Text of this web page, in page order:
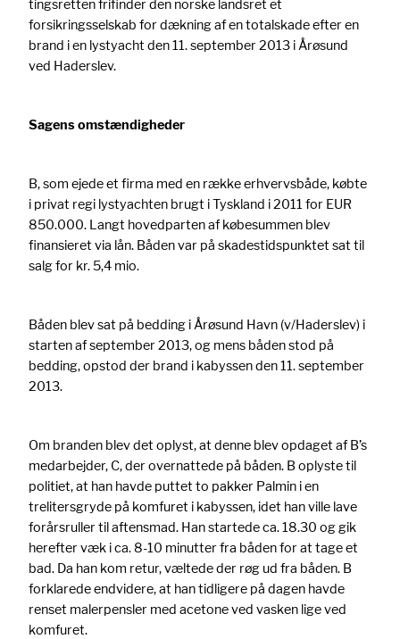
tingsretten frifinder den norske landsret et
forsikringsselskab for dækning af en totalskade efter en
brand i en lystyacht den 11. september 2013 i Årøsund
ved Haderslev.
Sagens omstændigheder
B, som ejede et firma med en række erhvervsbåde, købte
i privat regi lystyachten brugt i Tyskland i 2011 for EUR
850.000. Langt hovedparten af købesummen blev
finansieret via lån. Båden var på skadestidspunktet sat til
salg for kr. 5,4 mio.
Båden blev sat på bedding i Årøsund Havn (v/Haderslev) i
starten af september 2013, og mens båden stod på
bedding, opstod der brand i kabyssen den 11. september
2013.
Om branden blev det oplyst, at denne blev opdaget af B’s
medarbejder, C, der overnattede på båden. B oplyste til
politiet, at han havde puttet to pakker Palmin i en
trelitersgryde på komfuret i kabyssen, idet han ville lave
forårsruller til aftensmad. Han startede ca. 18.30 og gik
herefter væk i ca. 8-10 minutter fra båden for at tage et
bad. Da han kom retur, væltede der røg ud fra båden. B
forklarede endvidere, at han tidligere på dagen havde
renset malerpensler med acetone ved vasken lige ved
komfuret.